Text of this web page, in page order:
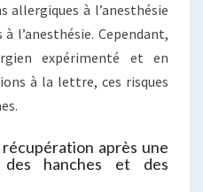
allergiques à l’anesthésie
l’anesthésie. Cependant,
expérimenté et en
à la lettre, ces risques
après une
des hanches et des